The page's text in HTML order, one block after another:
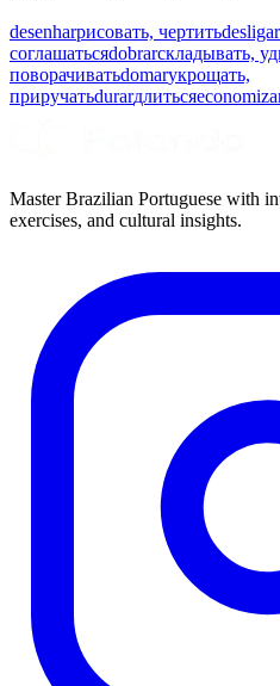
desenharрисовать, чертитьdesligar
соглашатьсяdobrarскладывать,
поворачиватьdomarукрощать,
приручатьdurarдлиться
Master Brazilian Portuguese with
exercises, and cultural insights.